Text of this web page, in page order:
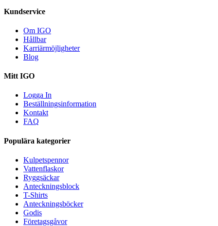
Kundservice
Om IGO
Hållbar
Karriärmöjligheter
Blog
Mitt IGO
Logga In
Beställningsinformation
Kontakt
FAQ
Populära kategorier
Kulpetspennor
Vattenflaskor
Ryggsäckar
Anteckningsblock
T-Shirts
Anteckningsböcker
Godis
Företagsgåvor